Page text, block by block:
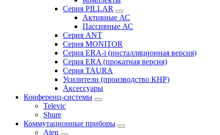
Серия PILLAR
Активные АС
Пассивные АС
Серия ANT
Серия MONITOR
Серия ERA-i (инсталляционная версия)
Серия ERA (прокатная версия)
Серия TAURA
Усилители (производство КНР)
Аксессуары
Конференц-системы
Televic
Shure
Коммутационные приборы
Aten